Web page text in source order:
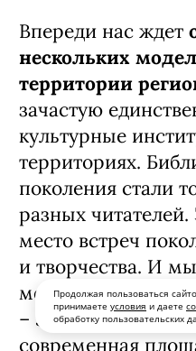
Продолжая пользоваться
принимаете условия и даете
обработку пользовательских
Впереди нас ждет
нескольких
территории
зачастую
культурные
территориях.
поколения стали
разных
место встреч
и творчества. И
меняется
– это больше не
современная